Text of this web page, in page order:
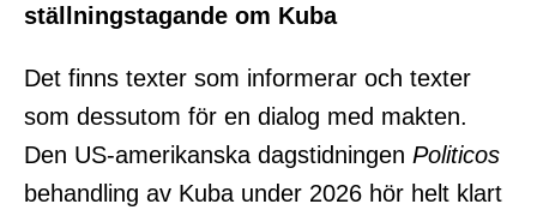
ställningstagande om Kuba
Det finns texter som informerar och texter
som dessutom för en dialog med makten.
Den US-amerikanska dagstidningen Politicos
behandling av Kuba under 2026 hör helt klart